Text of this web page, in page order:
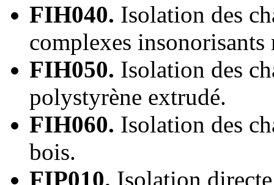
FIH040. Isolation des
complexes
FIH050. Isolation des
polystyrène extrudé.
FIH060. Isolation des
bois.
FIP010. Isolation